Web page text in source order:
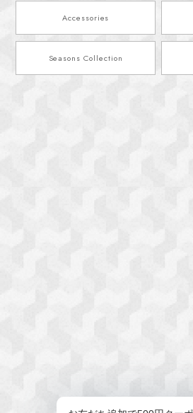
Accessories
Seasons Collection